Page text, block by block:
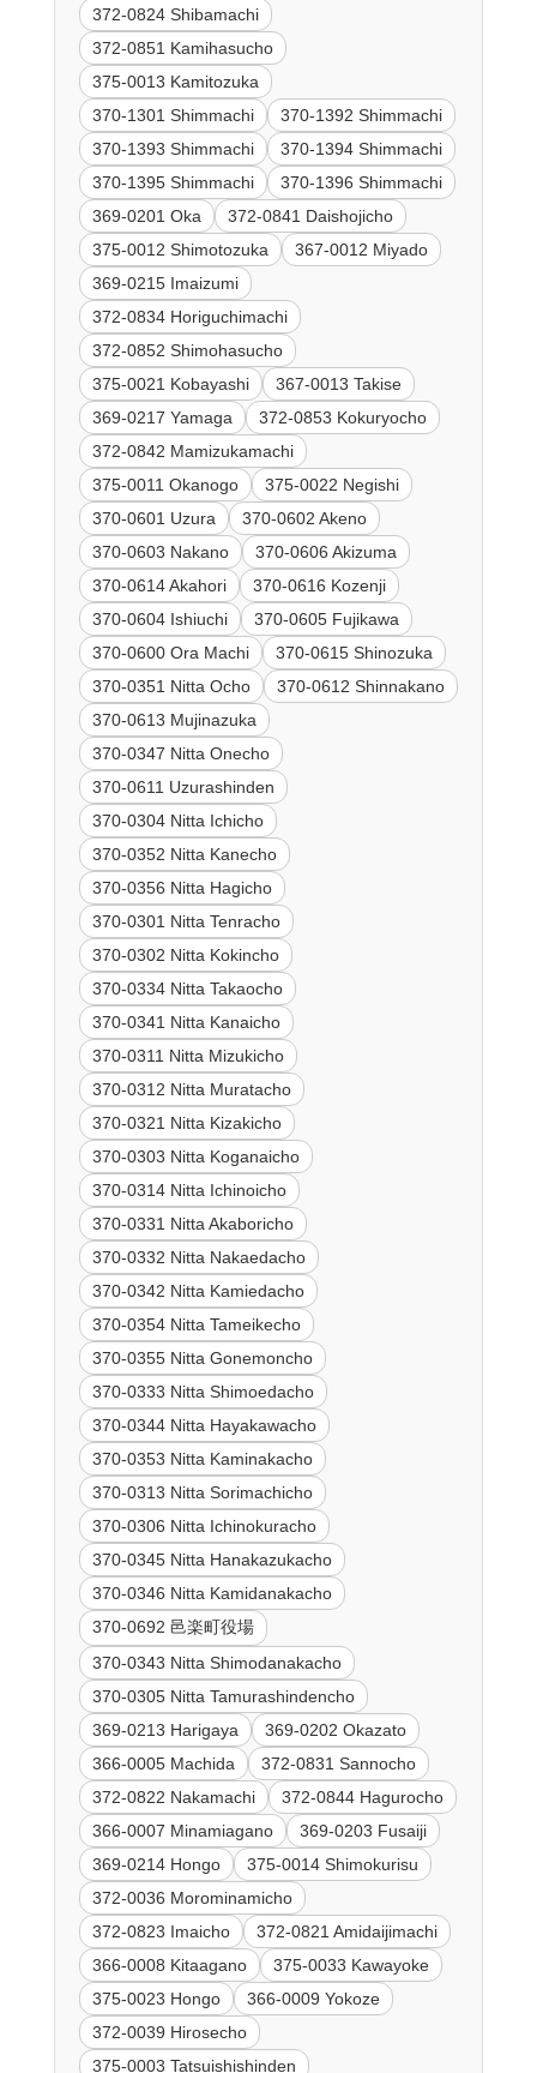
372-0824 Shibamachi
372-0851 Kamihasucho
375-0013 Kamitozuka
370-1301 Shimmachi
370-1392 Shimmachi
370-1393 Shimmachi
370-1394 Shimmachi
370-1395 Shimmachi
370-1396 Shimmachi
369-0201 Oka
372-0841 Daishojicho
375-0012 Shimotozuka
367-0012 Miyado
369-0215 Imaizumi
372-0834 Horiguchimachi
372-0852 Shimohasucho
375-0021 Kobayashi
367-0013 Takise
369-0217 Yamaga
372-0853 Kokuryocho
372-0842 Mamizukamachi
375-0011 Okanogo
375-0022 Negishi
370-0601 Uzura
370-0602 Akeno
370-0603 Nakano
370-0606 Akizuma
370-0614 Akahori
370-0616 Kozenji
370-0604 Ishiuchi
370-0605 Fujikawa
370-0600 Ora Machi
370-0615 Shinozuka
370-0351 Nitta Ocho
370-0612 Shinnakano
370-0613 Mujinazuka
370-0347 Nitta Onecho
370-0611 Uzurashinden
370-0304 Nitta Ichicho
370-0352 Nitta Kanecho
370-0356 Nitta Hagicho
370-0301 Nitta Tenracho
370-0302 Nitta Kokincho
370-0334 Nitta Takaocho
370-0341 Nitta Kanaicho
370-0311 Nitta Mizukicho
370-0312 Nitta Muratacho
370-0321 Nitta Kizakicho
370-0303 Nitta Koganaicho
370-0314 Nitta Ichinoicho
370-0331 Nitta Akaboricho
370-0332 Nitta Nakaedacho
370-0342 Nitta Kamiedacho
370-0354 Nitta Tameikecho
370-0355 Nitta Gonemoncho
370-0333 Nitta Shimoedacho
370-0344 Nitta Hayakawacho
370-0353 Nitta Kaminakacho
370-0313 Nitta Sorimachicho
370-0306 Nitta Ichinokuracho
370-0345 Nitta Hanakazukacho
370-0346 Nitta Kamidanakacho
370-0692 邑楽町役場
370-0343 Nitta Shimodanakacho
370-0305 Nitta Tamurashindencho
369-0213 Harigaya
369-0202 Okazato
366-0005 Machida
372-0831 Sannocho
372-0822 Nakamachi
372-0844 Hagurocho
366-0007 Minamiagano
369-0203 Fusaiji
369-0214 Hongo
375-0014 Shimokurisu
372-0036 Morominamicho
372-0823 Imaicho
372-0821 Amidaijimachi
366-0008 Kitaagano
375-0033 Kawayoke
375-0023 Hongo
366-0009 Yokoze
372-0039 Hirosecho
375-0003 Tatsuishishinden